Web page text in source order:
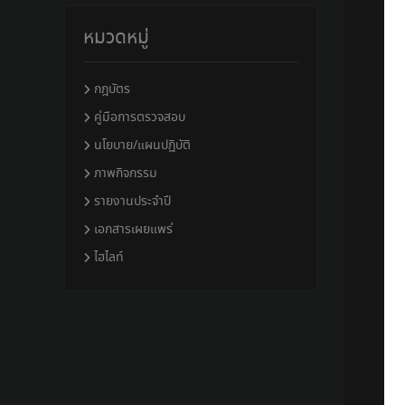
หมวดหมู่
กฎบัตร
คู่มือการตรวจสอบ
นโยบาย/แผนปฏิบัติ
ภาพกิจกรรม
รายงานประจำปี
เอกสารเผยแพร่
ไฮไลท์